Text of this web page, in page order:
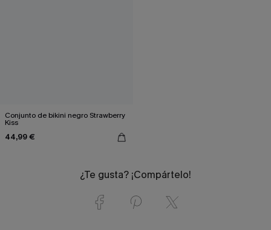
Conjunto de bikini negro Strawberry
Kiss
44,99 €
¿Te gusta? ¡Compártelo!